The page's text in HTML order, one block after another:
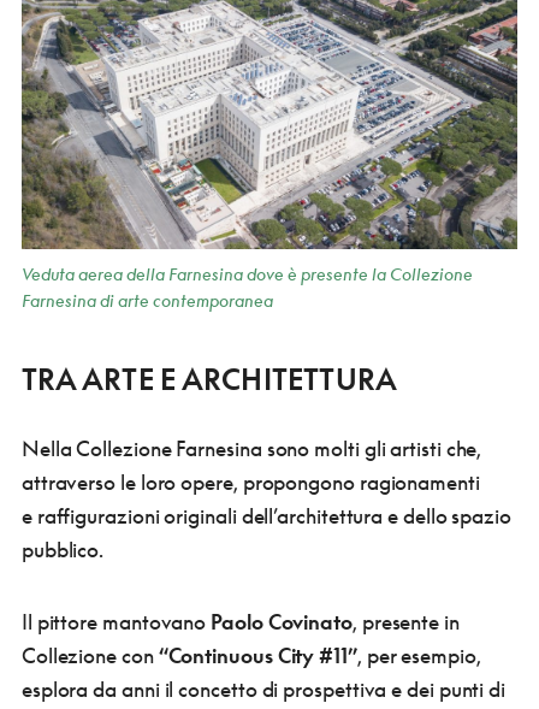
Veduta aerea della Farnesina dove è presente la Collezione
Farnesina di arte contemporanea
TRA ARTE E ARCHITETTURA
Nella Collezione Farnesina sono molti gli artisti che,
attraverso le loro opere, propongono ragionamenti
e raffigurazioni originali dell’architettura e dello spazio
pubblico.
Il pittore mantovano Paolo Covinato, presente in
Collezione con“Continuous City #11”, per esempio,
esplora da anni il concetto di prospettiva e dei punti di